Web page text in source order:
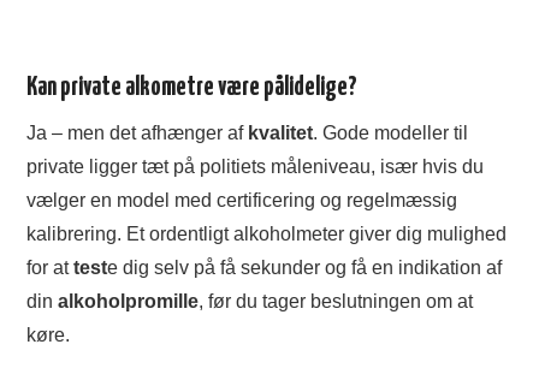
Kan private alkometre være pålidelige?
Ja – men det afhænger af kvalitet. Gode modeller til
private ligger tæt på politiets måleniveau, især hvis du
vælger en model med certificering og regelmæssig
kalibrering. Et ordentligt alkoholmeter giver dig mulighed
for atteste dig selv på få sekunder og få en indikation af
dinalkoholpromille, før du tager beslutningen om at
køre.